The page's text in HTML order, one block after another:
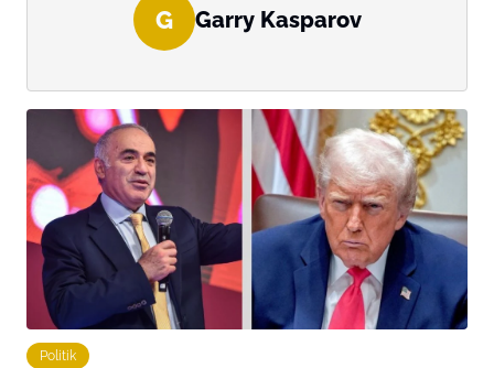
G Garry Kasparov
Politik